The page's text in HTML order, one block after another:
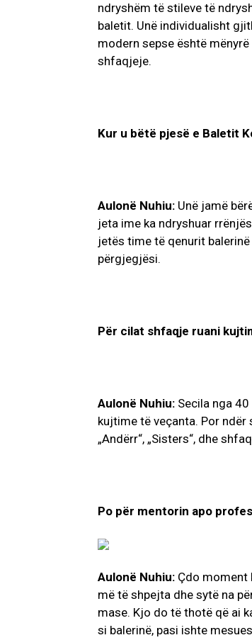
ndryshëm të stileve të
baletit. Unë individualisht
modern sepse është
shfaqjeje.
Kur u bëtë pjesë e Baletit
Aulonë Nuhiu: Unë jamë
jeta ime ka ndryshuar
jetës time të qenurit
përgjegjësi.
Për cilat shfaqje ruani
Aulonë Nuhiu: Secila nga
kujtime të veçanta. Por ndër
„Andërr“, „Sisters“, dhe
Po për mentorin apo
Aulonë Nuhiu: Çdo moment
më të shpejta dhe sytë na
mase. Kjo do të thotë që ai
si balerinë, pasi ishte